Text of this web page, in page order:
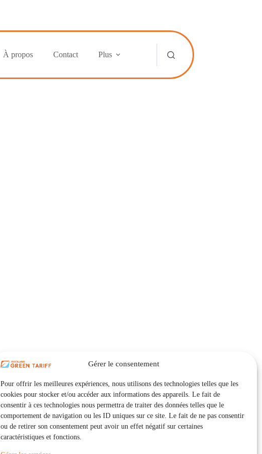
Gérer le consentement
Pour offrir les meilleures expériences, nous utilisons des technologies telles que les
cookies pour stocker et/ou accéder aux informations des appareils. Le fait de
consentir à ces technologies nous permettra de traiter des données telles que le
comportement de navigation ou les ID uniques sur ce site. Le fait de ne pas consentir
ou de retirer son consentement peut avoir un effet négatif sur certaines
caractéristiques et fonctions.
À propos Contact Plus